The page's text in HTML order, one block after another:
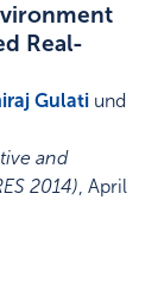
Real-
Gulati und
and
2014),April